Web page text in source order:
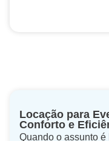
Locação para
Conforto e
Quando o assunto é